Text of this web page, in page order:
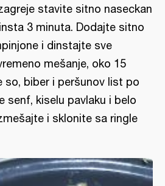
stavite sitno naseckan
3 minuta. Dodajte sitno
i dinstajte sve
mešanje, oko 15
so, biber i peršunov list po
senf, kiselu pavlaku i belo
i sklonite sa ringle